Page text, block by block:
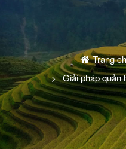
Trang
Giải pháp quản